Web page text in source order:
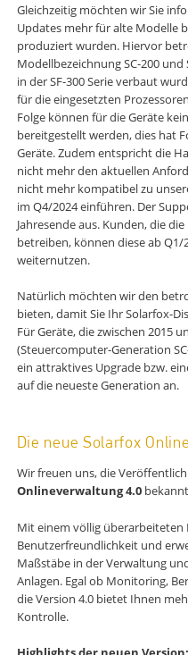
Gleichzeitig möchten wir Sie
Updates mehr für alte Modelle
produziert wurden. Hiervor
Modellbezeichnung SC-200 und
in der SF-300 Serie verbaut
für die eingesetzten
Folge können für die Geräte
bereitgestellt werden, dies hat
Geräte. Zudem entspricht die
nicht mehr den aktuellen
nicht mehr kompatibel zu
im Q4/2024 einführen. Der
Jahresende aus. Kunden, die
betreiben, können diese ab
weiternutzen.
Natürlich möchten wir den
bieten, damit Sie Ihr Solarfox-
Für Geräte, die zwischen 2015
(Steuercomputer-Generation
ein attraktives Upgrade bzw.
auf die neueste Generation an.
Die neue Solarfox
Wir freuen uns, die
Onlineverwaltung 4.0
Mit einem völlig überarbeiteten
Benutzerfreundlichkeit und
Maßstäbe in der Verwaltung
Anlagen. Egal ob Monitoring,
die Version 4.0 bietet Ihnen
Kontrolle.